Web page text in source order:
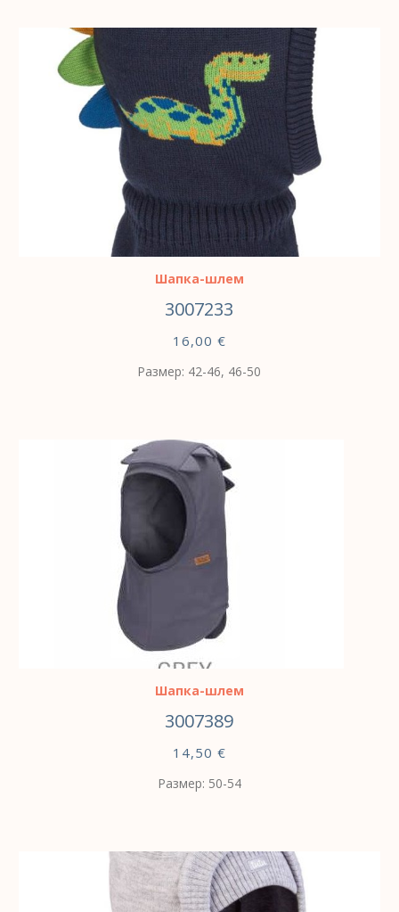
ВЫБЕРИТЕ ПАРАМЕТРЫ
Шапка-шлем
3007233
16,00 €
Размер: 42-46, 46-50
ВЫБЕРИТЕ ПАРАМЕТРЫ
Шапка-шлем
3007389
14,50 €
Размер: 50-54